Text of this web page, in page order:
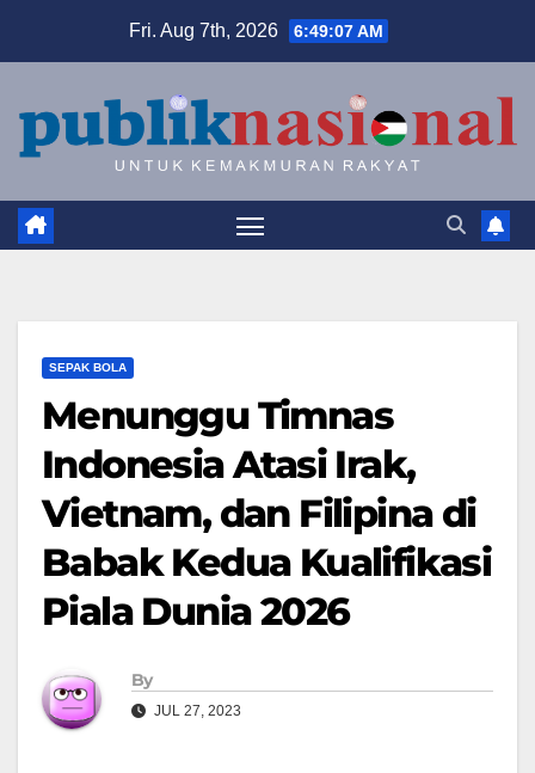
Fri. Aug 7th, 2026 6:49:09 AM
SEPAK BOLA
Menunggu Timnas
Indonesia Atasi Irak,
Vietnam, dan Filipina di
Babak Kedua Kualifikasi
Piala Dunia 2026
By
JUL 27, 2023